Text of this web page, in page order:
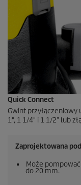
Quick Connect
Gwint przyłączeniowy
1", 1 1/4" i 1 1/2” lub
Zaprojektowana
Może
do 20 mm.